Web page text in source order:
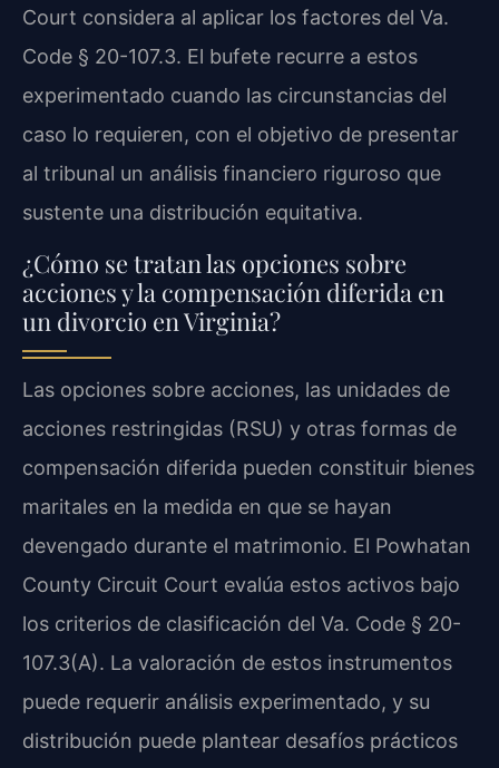
Court considera al aplicar los factores del Va.
Code § 20-107.3. El bufete recurre a estos
experimentado cuando las circunstancias del
caso lo requieren, con el objetivo de presentar
al tribunal un análisis financiero riguroso que
sustente una distribución equitativa.
¿Cómo se tratan las opciones sobre
acciones y la compensación diferida en
un divorcio en Virginia?
Las opciones sobre acciones, las unidades de
acciones restringidas (RSU) y otras formas de
compensación diferida pueden constituir bienes
maritales en la medida en que se hayan
devengado durante el matrimonio. El Powhatan
County Circuit Court evalúa estos activos bajo
los criterios de clasificación del Va. Code § 20-
107.3(A). La valoración de estos instrumentos
puede requerir análisis experimentado, y su
distribución puede plantear desafíos prácticos